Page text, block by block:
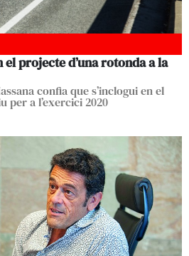
projecte d’una rotonda a la
confia que s’inclogui en el
per a l’exercici 2020